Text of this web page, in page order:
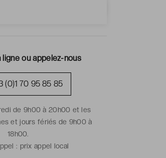
ligne ou appelez-nous
(0)1 70 95 85 85
de 9h00 à 20h00 et les
et jours fériés de 9h00 à
18h00.
: prix appel local